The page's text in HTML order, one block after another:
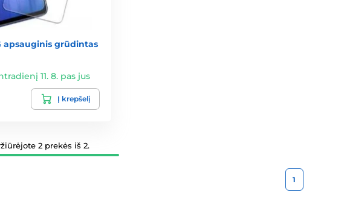
apsauginis grūdintas
11. 8. pas jus
Į krepšelį
2 prekės iš 2.
1